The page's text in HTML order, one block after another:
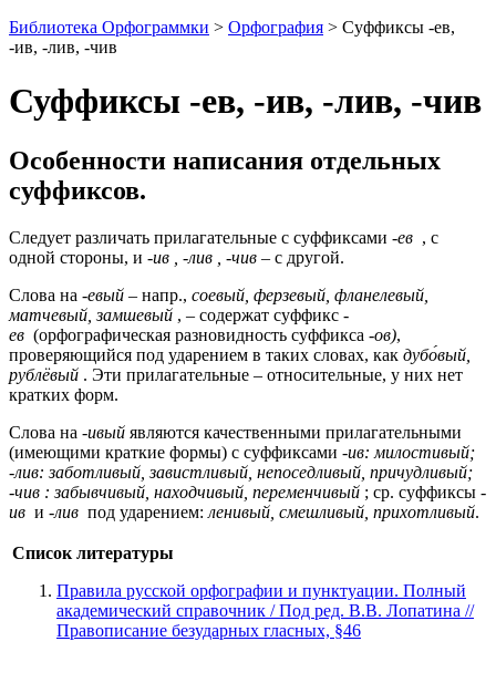
Библиотека Орфограммки > Орфография > Суффиксы -ев,
-ив, -лив, -чив
Суффиксы -ев, -ив, -лив, -чив
Особенности написания отдельных
суффиксов.
Следует различать прилагательные с суффиксами -ев , с
одной стороны, и -ив , -лив , -чив – с другой.
Слова на -евый – напр., соевый, ферзевый, фланелевый,
матчевый, замшевый , – содержат суффикс -
ев (орфографическая разновидность суффикса -ов),
проверяющийся под ударением в таких словах, как дубо́вый,
рублёвый . Эти прилагательные – относительные, у них нет
кратких форм.
Слова на -ивый являются качественными прилагательными
(имеющими краткие формы) с суффиксами -ив: милостивый;
-лив: заботливый, завистливый, непоседливый, причудливый;
-чив : забывчивый, находчивый, переменчивый ; ср. суффиксы -
ив и -лив под ударением: ленивый, смешливый, прихотливый.
Список литературы
Правила русской орфографии и пунктуации. Полный
академический справочник / Под ред. В.В. Лопатина //
Правописание безударных гласных, §46